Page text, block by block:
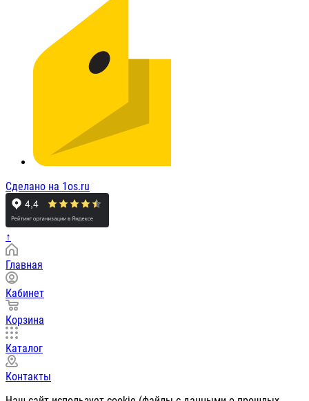
Сделано на 1os.ru
↑
Главная
Кабинет
Корзина
Каталог
Контакты